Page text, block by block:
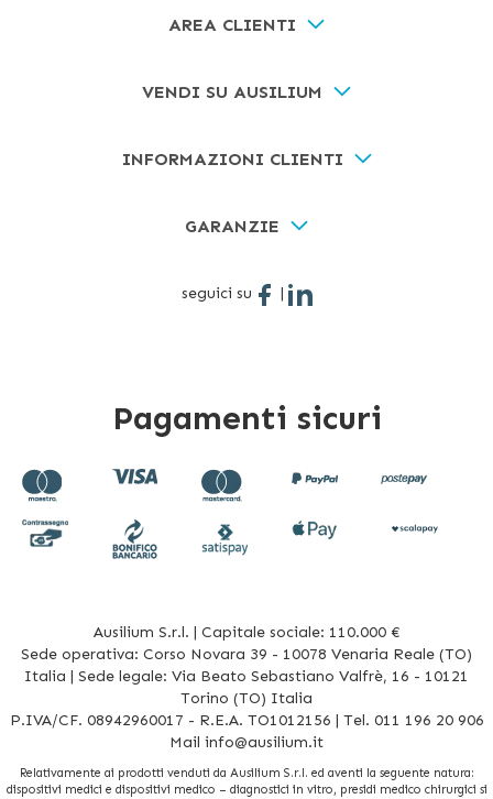
AREA CLIENTI
VENDI SU AUSILIUM
INFORMAZIONI CLIENTI
GARANZIE
seguici su |
Pagamenti sicuri
Ausilium S.r.l. | Capitale sociale: 110.000 €
Sede operativa: Corso Novara 39 - 10078 Venaria Reale (TO)
Italia | Sede legale: Via Beato Sebastiano Valfrè, 16 - 10121
Torino (TO) Italia
P.IVA/CF. 08942960017 - R.E.A. TO1012156 | Tel. 011 196 20 906
Mail info@ausilium.it
Relativamente ai prodotti venduti da Ausilium S.r.l. ed aventi la seguente natura:
dispositivi medici e dispositivi medico – diagnostici in vitro, presidi medico chirurgici si